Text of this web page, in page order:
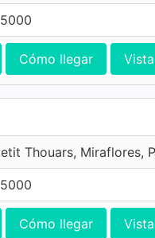
Cómo llegar
Thouars, Miraflores,
Cómo llegar